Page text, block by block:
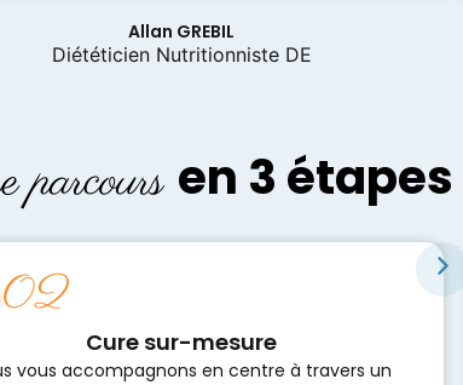
Allan GREBIL
Diététicien Nutritionniste DE
parcours en 3 étapes
02
Cure sur-mesure
vous accompagnons en centre à travers un